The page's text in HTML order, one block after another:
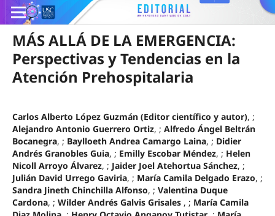
MÁS ALLÁ DE LA EMERGENCIA:
Perspectivas y Tendencias en la
Atención Prehospitalaria
Carlos Alberto López Guzmán (Editor científico y autor), ;
Alejandro Antonio Guerrero Ortiz, ; Alfredo Ángel Beltrán
Bocanegra, ; Baylloeth Andrea Camargo Laina, ; Didier
Andrés Granobles Guia, ; Emilly Escobar Méndez, ; Helen
Nicoll Arroyo Álvarez, ; Jaider Joel Atehortua Sánchez, ;
Julián David Urrego Gaviria, ; María Camila Delgado Erazo, ;
Sandra Jineth Chinchilla Alfonso, ; Valentina Duque
Cardona, ; Wilder Andrés Galvis Grisales , ; María Camila